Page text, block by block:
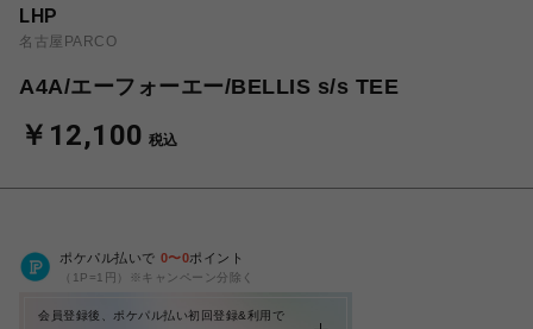
LHP
名古屋PARCO
A4A/エーフォーエー/BELLIS s/s TEE
￥12,100 税込
ポケパル払いで 0〜0ポイント
（1P=1円）※キャンペーン分除く
会員登録後、ポケパル払い初回登録&利用で